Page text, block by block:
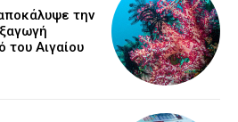
την
του Αιγαίου